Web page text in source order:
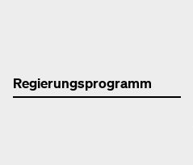
Regierungsprogramm